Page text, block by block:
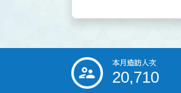
::: 本月造訪人次
20,710